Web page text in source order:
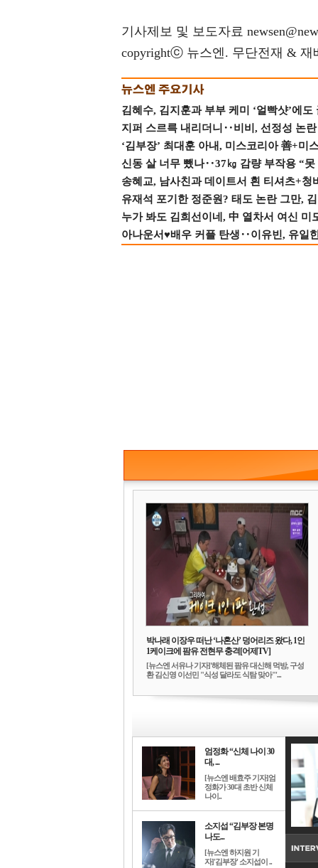
기사제보 및 보도자료
copyrightⓒ 뉴스엔. 무단전재 & 재
김혜수, 김지훈과 부부 케미 ‘얼빡샷’에도
지퍼 스르륵 내리더니‥비비, 선정성 논
‘김부장’ 최대훈 아내, 미스코리아 善+미
신동 살 너무 뺐나‥37㎏ 감량 부작용 “
송혜교, 남사친과 데이트서 흰 티셔츠+
유재석 포기한 정준원? 태도 논란 그만,
누가 봐도 김희선이네, 中 열차서 여신 미
아나운서♥배우 커플 탄생‥이유빈, 유일
박나래 이장우 떠난 ‘나혼산’ 덩어리즈 왔다, 1인
1케이크에 팜유 전현무 충격[어제TV]
[뉴스엔 서유나 기자]'해체된 팜유 대신해 먹방, 구성
환 김신영 이선민 "식성 달라도 식탐 맞아"'...
엄정화 “신체 나이 30
대, ...
[뉴스엔 배효주 기자]엄
정화가 30대 초반 신체
나이..
소지섭 “김부장 본명
나도...
[뉴스엔 하지원 기
자]'김부장' 소지섭이 ..